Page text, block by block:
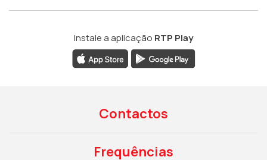
Instale a aplicação RTP Play
Contactos
Frequências